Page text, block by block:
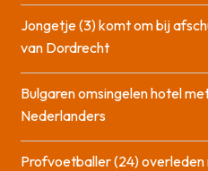
Jongetje (3) komt om bij
van Dordrecht
Bulgaren omsingelen hotel
Nederlanders
Profvoetballer (24) overleden